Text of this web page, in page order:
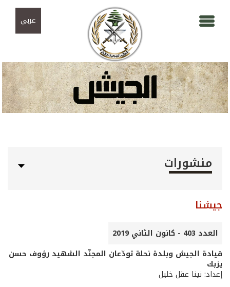
عربي
منشورات
جيشنا
العدد 403 - كانون الثاني 2019
قيادة الجيش وبلدة نحلة تودّعان المجنّد الشهيد رؤوف حسن
يزبك
إعداد: نينا عقل خليل